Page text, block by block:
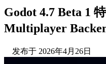
Godot 4.7 Beta 1
Multiplayer
发布于 2026年4月26日